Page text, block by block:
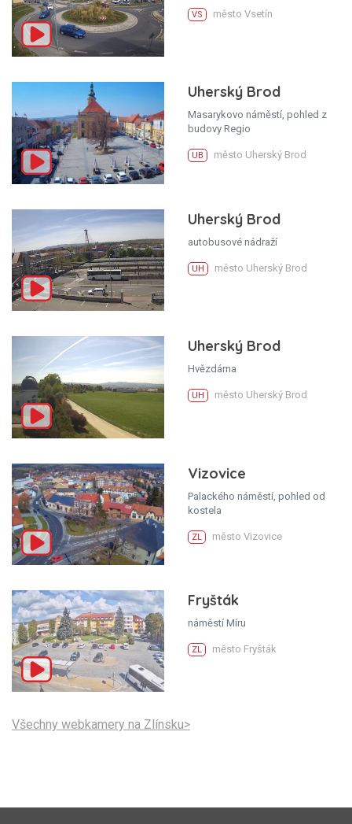
VS město Vsetín
Uherský Brod
Masarykovo náměstí, pohled z
budovy Regio
UB město Uherský Brod
Uherský Brod
autobusové nádraží
UH město Uherský Brod
Uherský Brod
Hvězdárna
UH město Uherský Brod
Vizovice
Palackého náměstí, pohled od
kostela
ZL město Vizovice
Fryšták
náměstí Míru
ZL město Fryšták
Všechny webkamery na Zlínsku>